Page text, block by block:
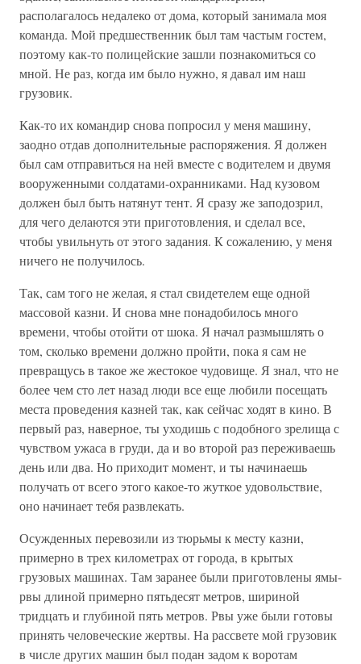
располагалось недалеко от дома, который занимала моя
команда. Мой предшественник был там частым гостем,
поэтому как-то полицейские зашли познакомиться со
мной. Не раз, когда им было нужно, я давал им наш
грузовик.
Как-то их командир снова попросил у меня машину,
заодно отдав дополнительные распоряжения. Я должен
был сам отправиться на ней вместе с водителем и двумя
вооруженными солдатами-охранниками. Над кузовом
должен был быть натянут тент. Я сразу же заподозрил,
для чего делаются эти приготовления, и сделал все,
чтобы увильнуть от этого задания. К сожалению, у меня
ничего не получилось.
Так, сам того не желая, я стал свидетелем еще одной
массовой казни. И снова мне понадобилось много
времени, чтобы отойти от шока. Я начал размышлять о
том, сколько времени должно пройти, пока я сам не
превращусь в такое же жестокое чудовище. Я знал, что не
более чем сто лет назад люди все еще любили посещать
места проведения казней так, как сейчас ходят в кино. В
первый раз, наверное, ты уходишь с подобного зрелища с
чувством ужаса в груди, да и во второй раз переживаешь
день или два. Но приходит момент, и ты начинаешь
получать от всего этого какое-то жуткое удовольствие,
оно начинает тебя развлекать.
Осужденных перевозили из тюрьмы к месту казни,
примерно в трех километрах от города, в крытых
грузовых машинах. Там заранее были приготовлены ямы-
рвы длиной примерно пятьдесят метров, шириной
тридцать и глубиной пять метров. Рвы уже были готовы
принять человеческие жертвы. На рассвете мой грузовик
в числе других машин был подан задом к воротам